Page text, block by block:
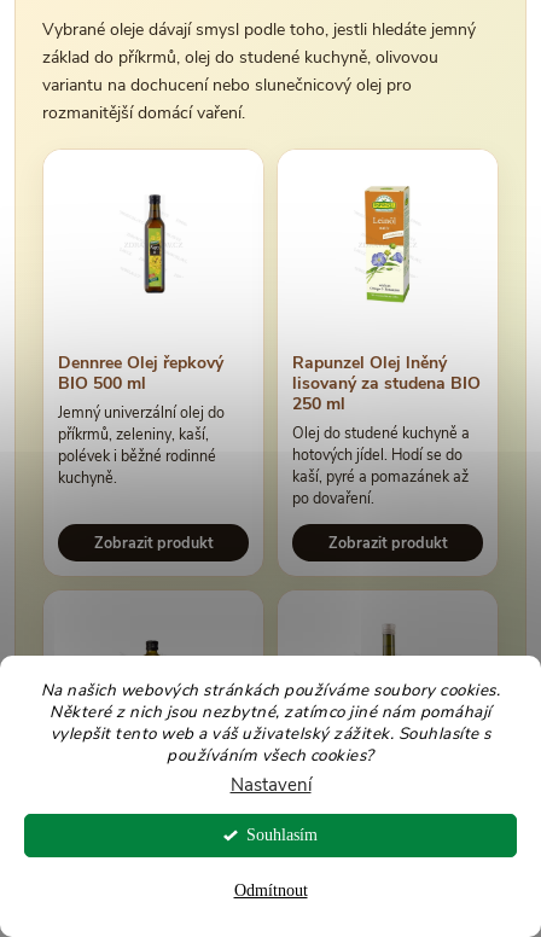
Na našich webových stránkách používáme soubory cookies.
Některé z nich jsou nezbytné, zatímco jiné nám pomáhají
vylepšit tento web a váš uživatelský zážitek. Souhlasíte s
používáním všech cookies?
Nastavení
Odmítnout
Souhlasím
Vybrané oleje dávají smysl podle toho, jestli hledáte jemný
základ do příkrmů, olej do studené kuchyně, olivovou
variantu na dochucení nebo slunečnicový olej pro
rozmanitější domácí vaření.
Dennree Olej řepkový
BIO 500 ml
Jemný univerzální olej do
příkrmů, zeleniny, kaší,
polévek i běžné rodinné
kuchyně.
Zobrazit produkt
Rapunzel Olej lněný
lisovaný za studena BIO
250 ml
Olej do studené kuchyně a
hotových jídel. Hodí se do
kaší, pyré a pomazánek až
po dovaření.
Zobrazit produkt
extra panenský BIO 500
slunečnicový BIO 500
ml
za studena do studené